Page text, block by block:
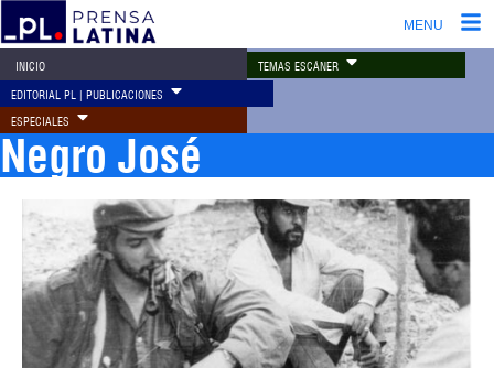
MENU
INICIO TEMAS ESCÁNER
EDITORIAL PL | PUBLICACIONES
ESPECIALES
Negro José